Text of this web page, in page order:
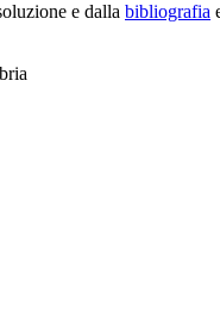
e dalla bibliografia